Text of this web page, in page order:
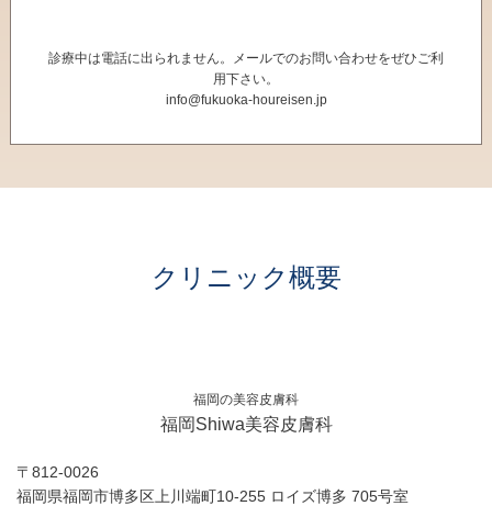
診療中は電話に出られません。メールでのお問い合わせをぜひご利
用下さい。
info@fukuoka-houreisen.jp
クリニック概要
福岡の美容皮膚科
福岡Shiwa美容皮膚科
〒812-0026
福岡県福岡市博多区上川端町10-255 ロイズ博多 705号室